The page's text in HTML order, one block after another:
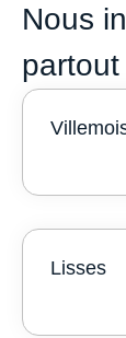
Nous
Lisses